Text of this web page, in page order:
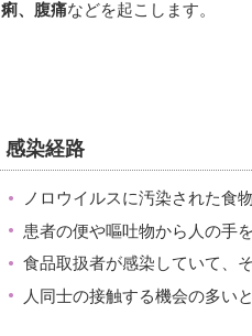
痢、腹痛などを起こします。
感染経路
ノロウイルスに汚染された食
患者の便や嘔吐物から人の手
食品取扱者が感染していて、
人同士の接触する機会の多い